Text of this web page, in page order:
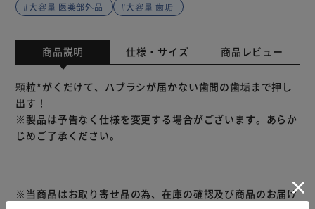
#大容量 医薬部外品
#大容量 歯垢
商品説明 仕様・サイズ 商品レビュー
顆粒*がくだけて、ハブラシが届かない歯間の歯垢まで押し
出す！
※製品は予告なく仕様を変更する場合がございます。あらか
じめご了承ください。
※当商品はお取り寄せ品の為、在庫の確認及び商品のお届け